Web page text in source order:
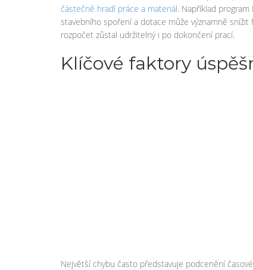
částečně hradí práce a materiál. Například
stavebního spoření a dotace může významně
rozpočet zůstal udržitelný i po dokončení prací.
Klíčové faktory
Největší chybu často představuje podcenění